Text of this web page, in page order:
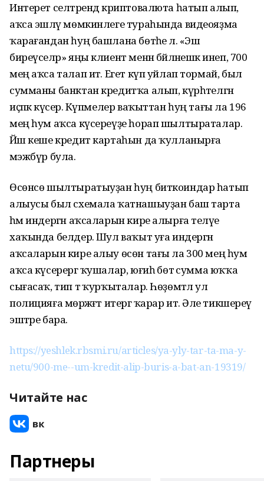
Интерет селтәрендә криптовалюта һатып алып,
аҡса эшләү мөмкинлеге тураһында видеояҙма
ҡарағандан һуң башлана бөтәһе лә. «Эш
биреүселәр» яңы клиент менән бәйләнешкә инеп, 700
мең аҡса талап итә. Егет күп уйлап тормай, был
сумманы банктан кредитҡа алып, күрһәтелгән
иҫәпкә күсерә. Күпмелер ваҡыттан һуң тағы ла 196
мең һум аҡса күсереүҙе һорап шылтыраталар.
Йәш кеше кредит картаһын да ҡулланырға
мәэжбүр була.
Өсөнсө шылтыратыуҙан һуң биткоиндар һатып
алыусы был схемала ҡатнашыуҙан баш тарта
һәм индергән аҡсаларын кире алырға теләүе
хаҡында белдерә. Шул ваҡыт уға индергән
аҡсаларын кире алыу өсөн тағы ла 300 мең һум
аҡса күсерергә ҡушалар, юғиһә бөтә сумма юҡҡа
сығасаҡ, тип тә ҡурҡыталар. Һөҙөмтәлә ул
полицияға мөрәжәғәт итергә ҡарар итә. Әле тикшереү
эштәре бара.
https://yeshlek.rbsmi.ru/articles/ya-yly-tar-ta-ma-y-
netu/900-me--um-kredit-alip-buris-a-bat-an-19319/
Читайте нас
Партнеры